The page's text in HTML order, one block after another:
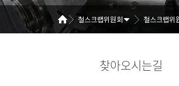
철스크랩위원회 철스크랩위
찾아오시는길